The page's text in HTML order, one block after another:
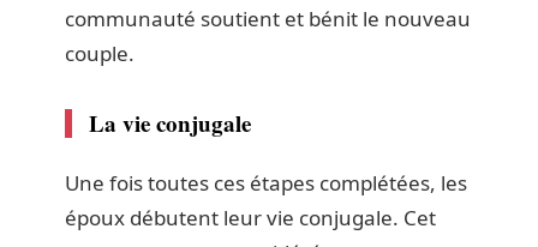
communauté soutient et bénit le nouveau
couple.
La vie conjugale
Une fois toutes ces étapes complétées, les
époux débutent leur vie conjugale. Cet